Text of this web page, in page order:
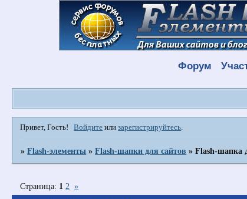
Форум
Привет, Гость! Войдите илизарегистрируйтесь
»Flash-элементы »Flash-шапки для сайтов »Flash-шапка
Страница: 1 2 »